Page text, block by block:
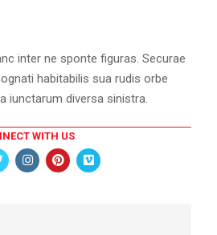
inter ne sponte figuras. Securae
habitabilis sua rudis orbe
iunctarum diversa sinistra.
WITH US